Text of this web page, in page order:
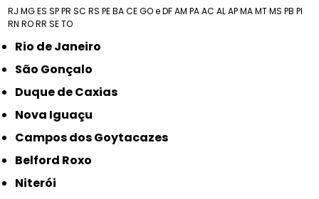
RJ MGES SPPR SC RS PEBACEGO e DFAM PAAC ALAPMAMTMS PB PI
RN RORR SETO
Rio de Janeiro
São Gonçalo
Duque de Caxias
Nova Iguaçu
Campos dos Goytacazes
Belford Roxo
Niterói